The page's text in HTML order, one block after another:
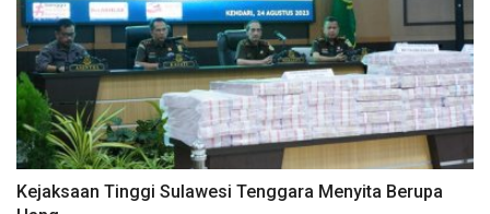
Kejaksaan Tinggi Sulawesi Tenggara Menyita Berupa